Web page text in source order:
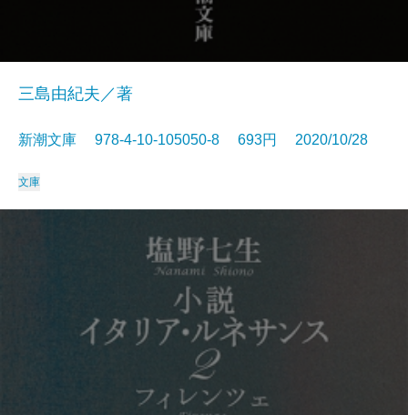
三島由紀夫／著
新潮文庫 978-4-10-105050-8 693円 2020/10/28
文庫